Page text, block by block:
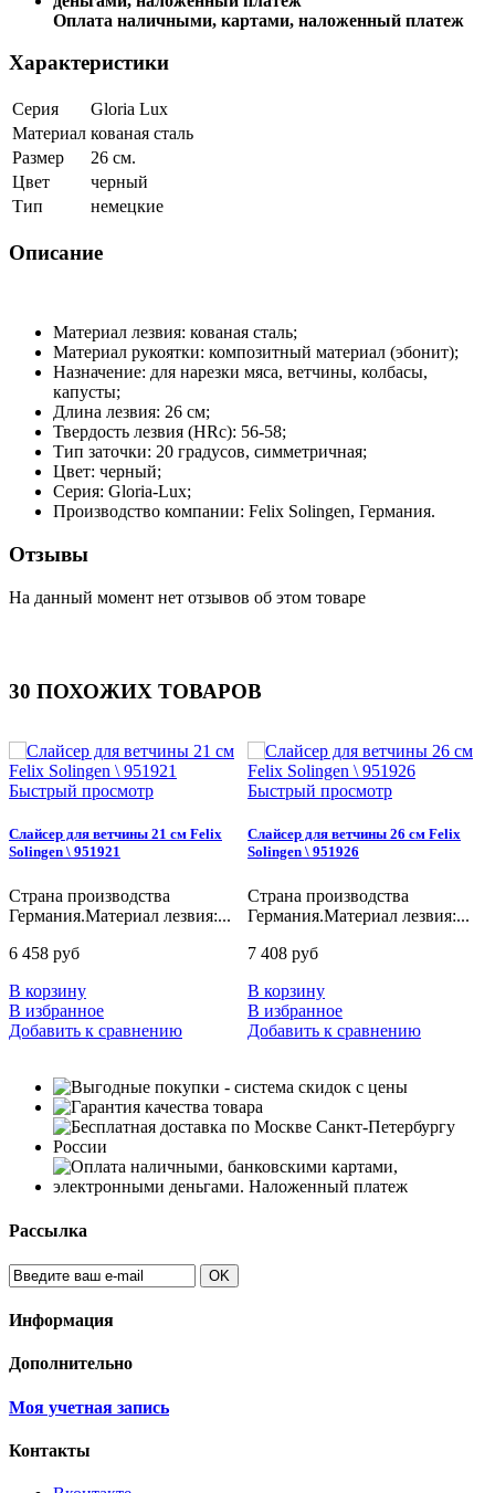
Оплата наличными, картами, наложенный платеж
Характеристики
Серия
Gloria Lux
Материал кованая сталь
Размер
26 см.
Цвет
черный
Тип
немецкие
Описание
Материал лезвия: кованая сталь;
Материал рукоятки: композитный материал (эбонит);
Назначение: для нарезки мяса, ветчины, колбасы,
капусты;
Длина лезвия: 26 см;
Твердость лезвия (HRc): 56-58;
Тип заточки: 20 градусов, симметричная;
Цвет: черный;
Серия: Gloria-Lux;
Производство компании: Felix Solingen, Германия.
Отзывы
На данный момент нет отзывов об этом товаре
30 ПОХОЖИХ ТОВАРОВ
Быстрый просмотр
Слайсер для ветчины 21 см Felix
Solingen \ 951921
Страна производства
Германия.Материал лезвия:...
6 458 руб
В корзину
В избранное
Добавить к сравнению
Быстрый просмотр
Слайсер для ветчины 26 см Felix
Solingen \ 951926
Страна производства
Германия.Материал лезвия:...
7 408 руб
В корзину
В избранное
Добавить к сравнению
Рассылка
OK
Информация
Дополнительно
Моя учетная запись
Контакты